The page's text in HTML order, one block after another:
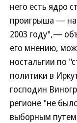
него есть ядро
проигрыша —
2003 году",—
его мнению,
ностальгии по
политики в
господин
регионе "не
выборным